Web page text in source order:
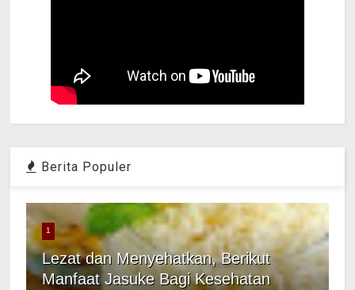
Berita Populer
1
Lezat dan Menyehatkan, Berikut
Manfaat Jasuke Bagi Kesehatan